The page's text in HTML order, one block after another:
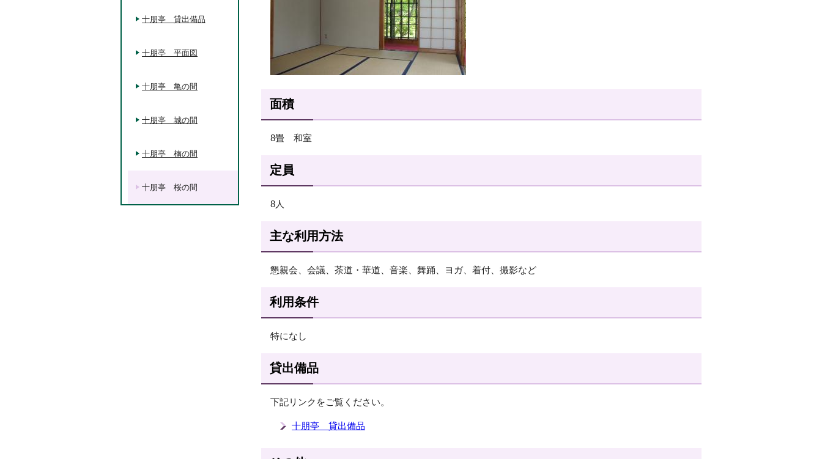
面積
8畳 和室
定員
8人
主な利用方法
懇親会、会議、茶道・華道、音楽、舞踊、ヨガ、着付、撮影など
利用条件
特になし
貸出備品
下記リンクをご覧ください。
十朋亭 貸出備品
十朋亭 貸出備品
十朋亭 平面図
十朋亭 亀の間
十朋亭 城の間
十朋亭 楠の間
十朋亭 桜の間